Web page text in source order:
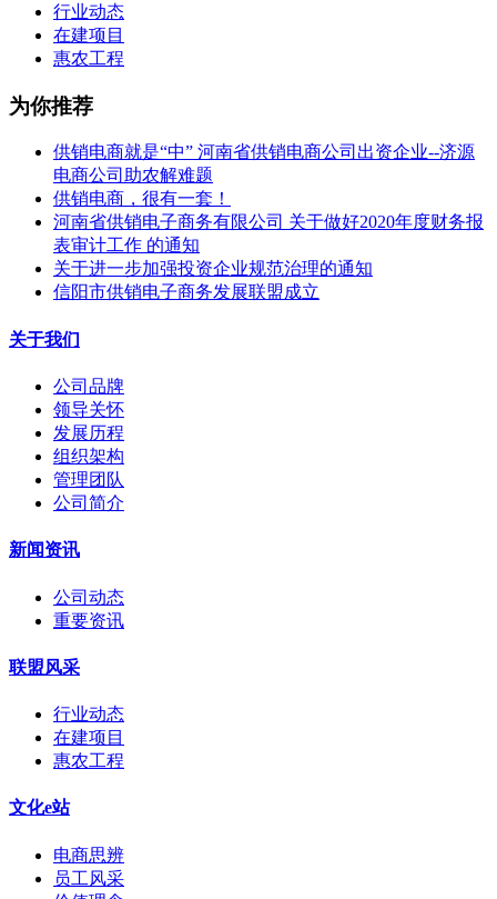
行业动态
在建项目
惠农工程
为你推荐
供销电商就是“中” 河南省供销电商公司出资企业--济源
电商公司助农解难题
供销电商，很有一套！
河南省供销电子商务有限公司 关于做好2020年度财务报
表审计工作 的通知
关于进一步加强投资企业规范治理的通知
信阳市供销电子商务发展联盟成立
关于我们
公司品牌
领导关怀
发展历程
组织架构
管理团队
公司简介
新闻资讯
公司动态
重要资讯
联盟风采
行业动态
在建项目
惠农工程
文化e站
电商思辨
员工风采